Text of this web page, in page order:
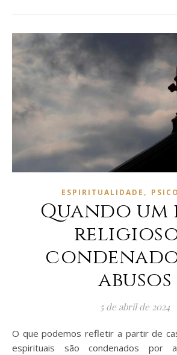
ESPIRITUALIDADE ,
Quando
abusos
5 de abril de 2024
O que podemos refletir a partir de casos em que líderes
espirituais são condenados por